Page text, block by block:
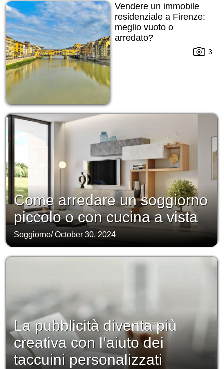
Vendere un immobile
residenziale a Firenze:
meglio vuoto o
arredato?
3
Come arredare un soggiorno
piccolo o con cucina a vista
Soggiorno/October 30, 2024
La pubblicità diventa più
creativa con l’aiuto dei
taccuini personalizzati